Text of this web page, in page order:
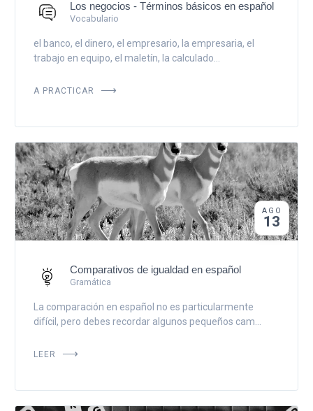
Los negocios - Términos básicos en español
Vocabulario
el banco, el dinero, el empresario, la empresaria, el
trabajo en equipo, el maletín, la calculado...
A PRACTICAR
AGO
13
Comparativos de igualdad en español
Gramática
La comparación en español no es particularmente
difícil, pero debes recordar algunos pequeños cam...
LEER